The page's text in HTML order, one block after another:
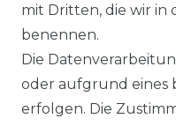
Wp Balkonkraftwerk
mit Speicher
NOAH 2000
NEXA 2000
mit Dritten, die wir in
benennen.
Die
oder aufgrund eines
erfolgen. Die